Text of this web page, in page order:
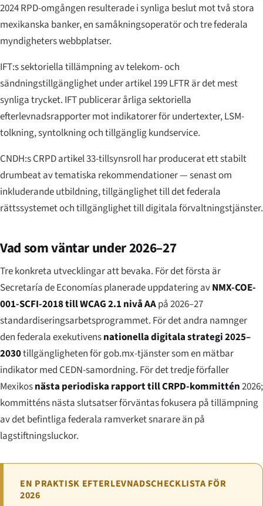
2024 RPD-omgången resulterade i synliga beslut mot två stora
mexikanska banker, en samåkningsoperatör och tre federala
myndigheters webbplatser.
IFT:s sektoriella tillämpning av telekom- och
sändningstillgänglighet under artikel 199 LFTR är det mest
synliga trycket. IFT publicerar årliga sektoriella
efterlevnadsrapporter mot indikatorer för undertexter, LSM-
tolkning, syntolkning och tillgänglig kundservice.
CNDH:s CRPD artikel 33-tillsynsroll har producerat ett stabilt
drumbeat av tematiska rekommendationer — senast om
inkluderande utbildning, tillgänglighet till det federala
rättssystemet och tillgänglighet till digitala förvaltningstjänster.
Vad som väntar under 2026–27
Tre konkreta utvecklingar att bevaka. För det första är
Secretaría de Economías planerade uppdatering avNMX-COE-
001-SCFI-2018 till WCAG 2.1 nivå AApå 2026–27
standardiseringsarbetsprogrammet. För det andra namnger
den federala exekutivensnationella digitala strategi 2025–
2030tillgängligheten för gob.mx-tjänster som en mätbar
indikator med CEDN-samordning. För det tredje förfaller
Mexikosnästa periodiska rapport till CRPD-kommittén2026;
kommitténs nästa slutsatser förväntas fokusera på tillämpning
av det befintliga federala ramverket snarare än på
lagstiftningsluckor.
EN PRAKTISK EFTERLEVNADSCHECKLISTA FÖR
2026